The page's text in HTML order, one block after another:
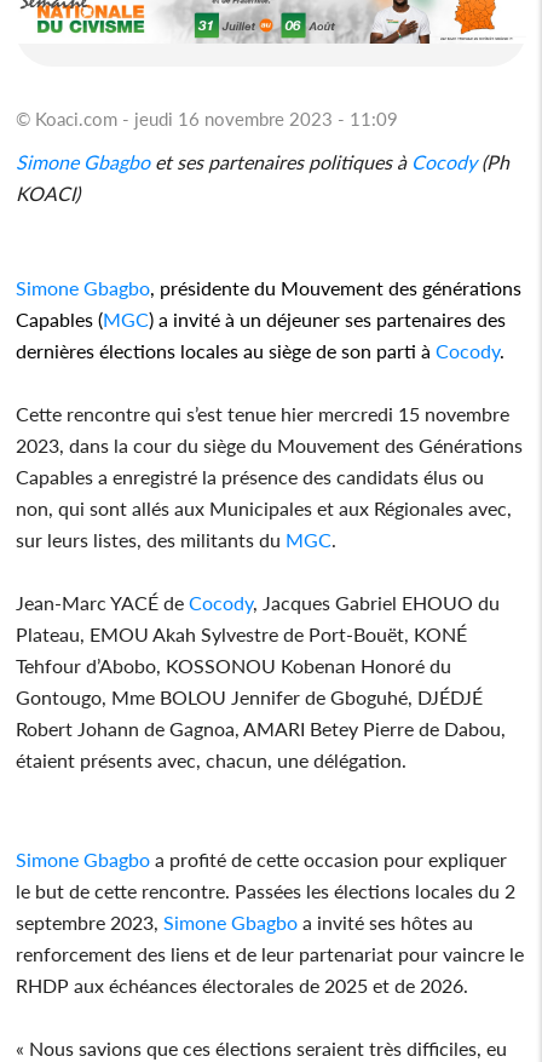
© Koaci.com - jeudi 16 novembre 2023 - 11:09
Simone Gbagboet ses partenaires politiques à Cocody(Ph
KOACI)
Simone Gbagbo, présidente du Mouvement des générations
Capables (MGC) a invité à un déjeuner ses partenaires des
dernières élections locales au siège de son parti àCocody.
Cette rencontre qui s’est tenue hier mercredi 15 novembre
2023, dans la cour du siège du Mouvement des Générations
Capables a enregistré la présence des candidats élus ou
non, qui sont allés aux Municipales et aux Régionales avec,
sur leurs listes, des militants du MGC.
Jean-Marc YACÉ deCocody, Jacques Gabriel EHOUO du
Plateau, EMOU Akah Sylvestre de Port-Bouët, KONÉ
Tehfour d’Abobo, KOSSONOU Kobenan Honoré du
Gontougo, Mme BOLOU Jennifer de Gboguhé, DJÉDJÉ
Robert Johann de Gagnoa, AMARI Betey Pierre de Dabou,
étaient présents avec, chacun, une délégation.
Simone Gbagbo a profité de cette occasion pour expliquer
le but de cette rencontre. Passées les élections locales du 2
septembre 2023,Simone Gbagbo a invité ses hôtes au
renforcement des liens et de leur partenariat pour vaincre le
RHDP aux échéances électorales de 2025 et de 2026.
« Nous savions que ces élections seraient très difficiles, eu